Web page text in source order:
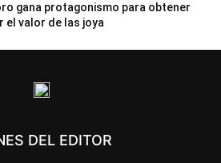
gana protagonismo para obtener
el valor de las joya
DEL EDITOR